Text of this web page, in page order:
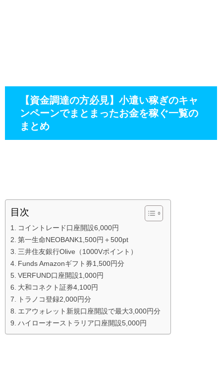
【資金調達の方必見】小遣い稼ぎのキャ
ンペーンでまとまったお金を稼ぐ一覧の
まとめ
目次
コイントレード口座開設6,000円
第一生命NEOBANK1,500円＋500pt
三井住友銀行Olive（1000Vポイント）
Funds Amazonギフト券1,500円分
VERFUND口座開設1,000円
大和コネクト証券4,100円
トラノコ登録2,000円分
エアウォレット新規口座開設で最大3,000円分
ハイローオーストラリア口座開設5,000円